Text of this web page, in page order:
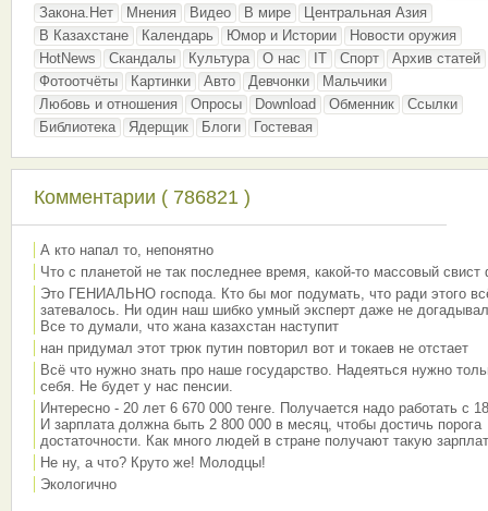
Закона.Нет
Мнения Видео В мире
Центральная Азия
В Казахстане
Календарь Юмор и Истории
Новости оружия
HotNews
Скандалы Культура О нас IT Спорт
Архив статей
Фотоотчёты
Картинки Авто Девчонки
Мальчики
Любовь и отношения
Опросы Download Обменник
Ссылки
Библиотека
Ядерщик Блоги Гостевая
Комментарии ( 786821 )
А кто напал то, непонятно
Что с планетой не так последнее время, какой-то массовый свист
Это ГЕНИАЛЬНО господа. Кто бы мог подумать, что ради этого
затевалось. Ни один наш шибко умный эксперт даже не
Все то думали, что жана казахстан наступит
нан придумал этот трюк путин повторил вот и токаев не отстает
Всё что нужно знать про наше государство. Надеяться нужно
себя. Не будет у нас пенсии.
Интересно - 20 лет 6 670 000 тенге. Получается надо работать с
И зарплата должна быть 2 800 000 в месяц, чтобы достичь порога
достаточности. Как много людей в стране получают такую
Не ну, а что? Круто же! Молодцы!
Экологично